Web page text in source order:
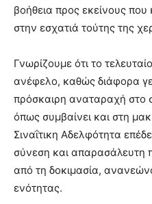
βοήθεια προς εκείνους
στην εσχατιά τούτης της
Γνωρίζουμε ότι το
ανέφελο, καθώς διάφορα
πρόσκαιρη αναταραχή στο
όπως συμβαίνει και στη
Σιναΐτικη Αδελφότητα
σύνεση και απαρασάλευτη
από τη δοκιμασία,
ενότητας.